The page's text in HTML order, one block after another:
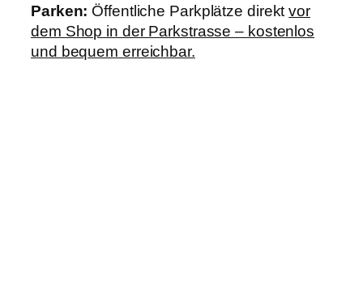
Parken: Öffentliche Parkplätze direktvor
dem Shop in der Parkstrasse – kostenlos
und bequem erreichbar.